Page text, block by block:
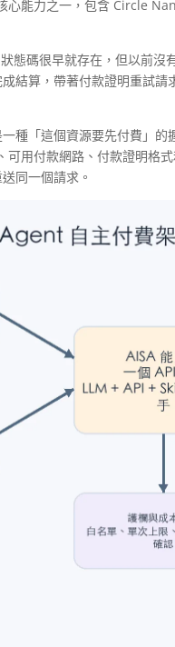
心能力之一，包含 Circle
態碼很早就存在，但以前
結算，帶著付款證明重試
種「這個資源要先付費」
可用付款網路、付款證明格
同一個請求。